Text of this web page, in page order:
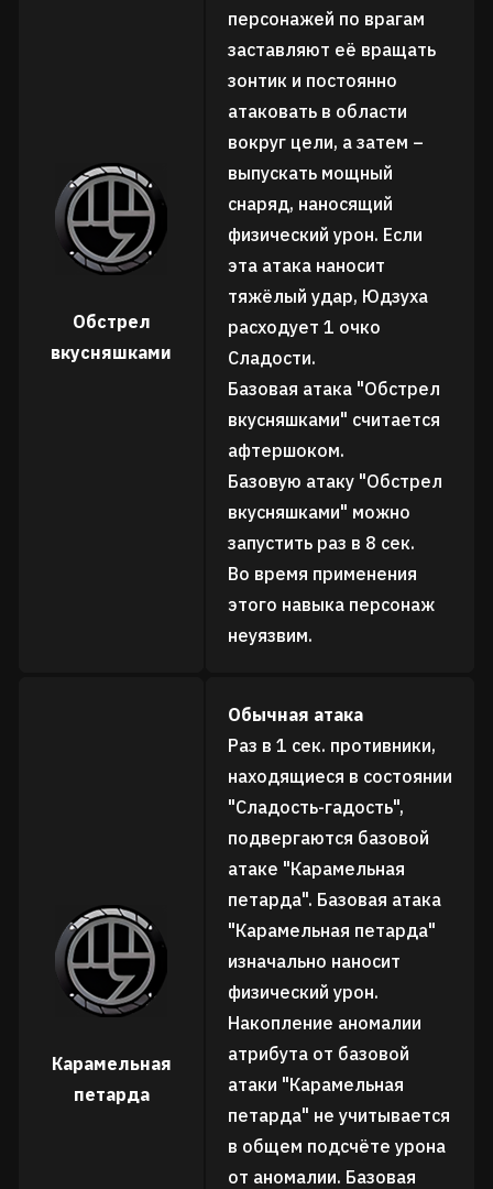
Обстрел
вкусняшками
персонажей по врагам
заставляют её вращать
зонтик и постоянно
атаковать в области
вокруг цели, а затем –
выпускать мощный
снаряд, наносящий
физический урон. Если
эта атака наносит
тяжёлый удар, Юдзуха
расходует 1 очко
Сладости.
Базовая атака "Обстрел
вкусняшками" считается
афтершоком.
Базовую атаку "Обстрел
вкусняшками" можно
запустить раз в 8 сек.
Во время применения
этого навыка персонаж
неуязвим.
Карамельная
петарда
Обычная атака
Раз в 1 сек. противники,
находящиеся в состоянии
"Сладость-гадость",
подвергаются базовой
атаке "Карамельная
петарда". Базовая атака
"Карамельная петарда"
изначально наносит
физический урон.
Накопление аномалии
атрибута от базовой
атаки "Карамельная
петарда" не учитывается
в общем подсчёте урона
от аномалии. Базовая